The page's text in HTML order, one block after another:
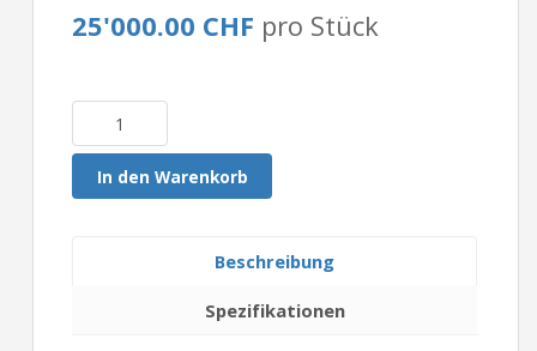
25'000.00 CHF pro Stück
In den Warenkorb
Beschreibung
Spezifikationen